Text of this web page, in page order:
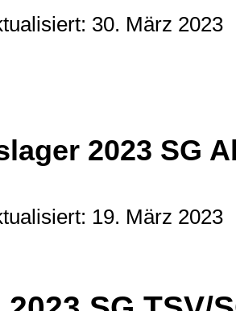
30. März 2023
2023 SG
19. März 2023